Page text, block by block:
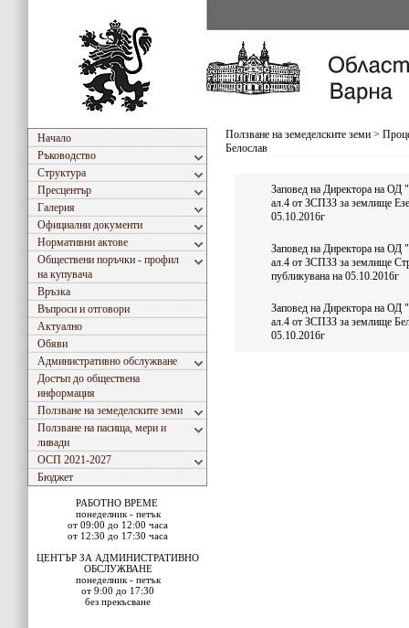
Начало
Ръководство
Структура
Пресцентър
Галерия
Официални документи
Нормативни актове
Обществени поръчки - профил
на купувача
Връзка
Въпроси и отговори
Актуално
Обяви
Административно обслужване
Достъп до обществена
информация
Ползване на земеделските земи
Ползване на пасища, мери и
ливади
ОСП 2021-2027
Бюджет
РАБОТНО ВРЕМЕ
понеделник - петък
от 09:00 до 12:00 часа
от 12:30 до 17:30 часа
ЦЕНТЪР ЗА АДМИНИСТРАТИВНО
ОБСЛУЖВАНЕ
понеделник - петък
от 9:00 до 17:30
без прекъсване
Ползване на земеделските земи >
Белослав
Заповед на Директора на ОД
ал.4 от ЗСПЗЗ за землище
05.10.2016г
Заповед на Директора на ОД
ал.4 от ЗСПЗЗ за землище
публикувана на 05.10.2016г
Заповед на Директора на ОД
ал.4 от ЗСПЗЗ за землище
05.10.2016г